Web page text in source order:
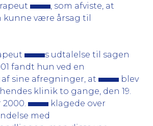
, som afviste, at
være årsag til
s udtalelse til sagen
fandt hun ved en
sine afregninger, at
blev
klinik to gange, den 19.
klagede over
med